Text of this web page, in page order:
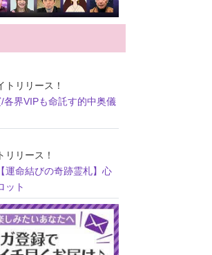
トリリース！
界VIPも命託す的中奥儀
リリース！
運命結びの奇跡霊札】心
ット